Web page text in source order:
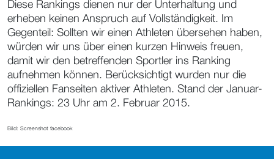
Diese Rankings dienen nur der Unterhaltung und
erheben keinen Anspruch auf Vollständigkeit. Im
Gegenteil: Sollten wir einen Athleten übersehen haben,
würden wir uns über einen kurzen Hinweis freuen,
damit wir den betreffenden Sportler ins Ranking
aufnehmen können. Berücksichtigt wurden nur die
offiziellen Fanseiten aktiver Athleten. Stand der Januar-
Rankings: 23 Uhr am 2. Februar 2015.
Bild: Screenshot facebook